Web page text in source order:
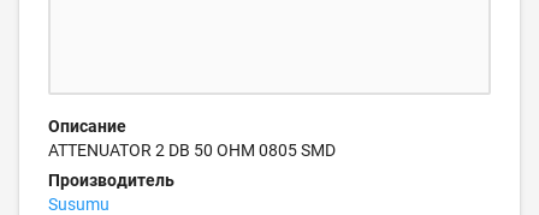
Описание
ATTENUATOR 2 DB 50 OHM 0805 SMD
Производитель
Susumu